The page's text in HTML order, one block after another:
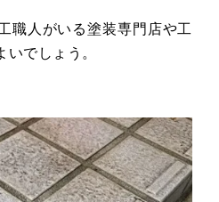
職人がいる塗装専門店や工
でしょう。